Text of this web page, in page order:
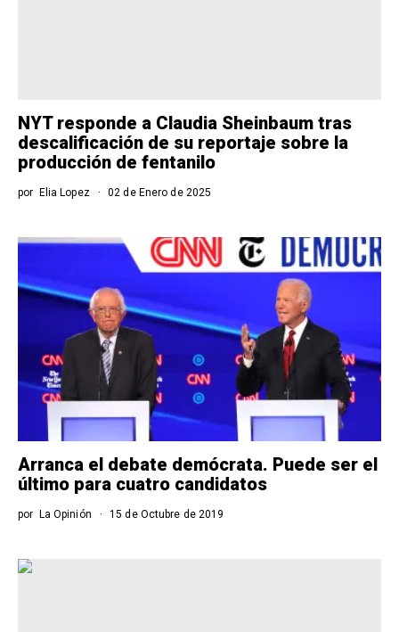
NYT responde a Claudia Sheinbaum tras
descalificación de su reportaje sobre la
producción de fentanilo
por Elia Lopez 02 de Enero de 2025
Arranca el debate demócrata. Puede ser el
último para cuatro candidatos
por La Opinión 15 de Octubre de 2019